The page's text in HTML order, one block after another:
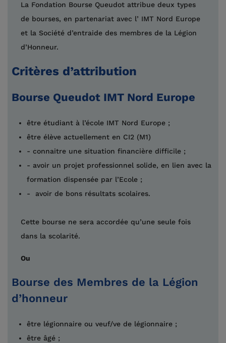
La Fondation Bourse Queudot attribue deux types
de bourses, en partenariat avec l’ IMT Nord Europe
et la Société d’entraide des membres de la Légion
d’Honneur.
Critères d’attribution
Bourse Queudot IMT Nord Europe
être étudiant à l’école IMT Nord Europe ;
être élève actuellement en CI2 (M1)
- connaitre une situation financière difficile ;
- avoir un projet professionnel solide, en lien avec la
formation dispensée par l’Ecole ;
- avoir de bons résultats scolaires.
Cette bourse ne sera accordée qu’une seule fois
dans la scolarité.
Ou
Bourse des Membres de la Légion
d’honneur
être légionnaire ou veuf/ve de légionnaire ;
être âgé ;